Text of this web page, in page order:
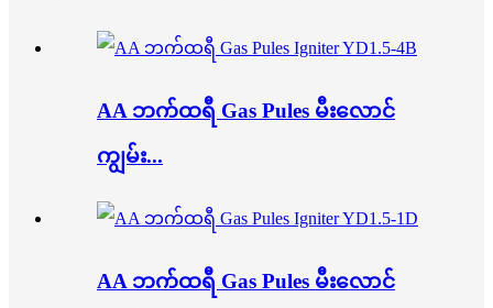
AA ဘက်ထရီ Gas Pules မီးလောင်
ကျွမ်း...
AA ဘက်ထရီ Gas Pules မီးလောင်